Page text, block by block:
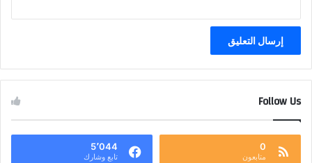
Follow Us
0
متابعون
5٬044
تابع وشارك